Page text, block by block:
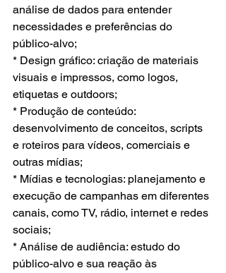
análise de dados para entender
necessidades e preferências do
público-alvo;
* Design gráfico: criação de materiais
visuais e impressos, como logos,
etiquetas e outdoors;
* Produção de conteúdo:
desenvolvimento de conceitos, scripts
e roteiros para vídeos, comerciais e
outras mídias;
* Mídias e tecnologias: planejamento e
execução de campanhas em diferentes
canais, como TV, rádio, internet e redes
sociais;
* Análise de audiência: estudo do
público-alvo e sua reação às